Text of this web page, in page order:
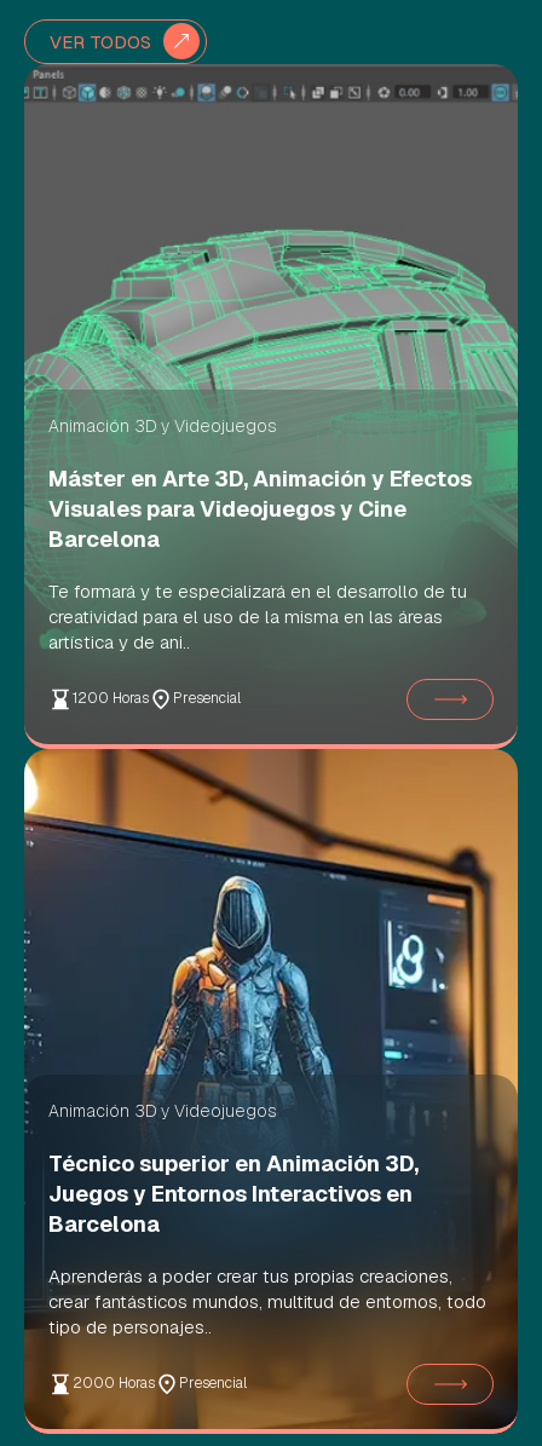
Animación 3D y Videojuegos
Máster en Arte 3D, Animación y Efectos
Visuales para Videojuegos y Cine
Barcelona
Te formará y te especializará en el desarrollo de tu
creatividad para el uso de la misma en las áreas
artística y de ani..
1200 Horas Presencial
Animación 3D y Videojuegos
Técnico superior en Animación 3D,
Juegos y Entornos Interactivos en
Barcelona
Aprenderás a poder crear tus propias creaciones,
crear fantásticos mundos, multitud de entornos, todo
tipo de personajes..
2000 Horas Presencial
VER TODOS